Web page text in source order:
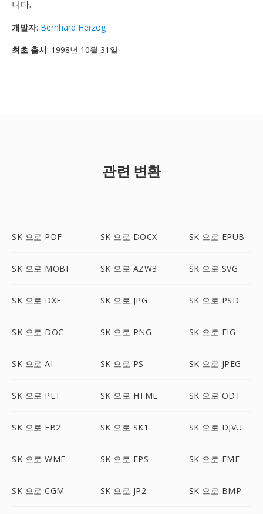
니다.
개발자: Bernhard Herzog
최초 출시: 1998년 10월 31일
관련 변환
SK 으로 PDF SK 으로 DOCX SK 으로 EPUB
SK 으로 MOBI SK 으로 AZW3 SK 으로 SVG
SK 으로 DXF SK 으로 JPG SK 으로 PSD
SK 으로 DOC SK 으로 PNG SK 으로 FIG
SK 으로 AI SK 으로 PS SK 으로 JPEG
SK 으로 PLT SK 으로 HTML SK 으로 ODT
SK 으로 FB2 SK 으로 SK1 SK 으로 DJVU
SK 으로 WMF SK 으로 EPS SK 으로 EMF
SK 으로 CGM SK 으로 JP2 SK 으로 BMP